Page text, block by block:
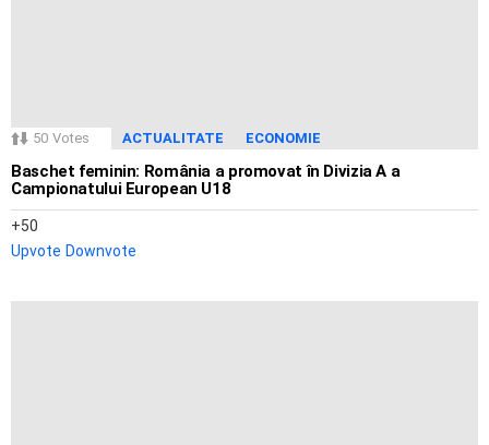
50 Votes ACTUALITATE ECONOMIE
Baschet feminin: România a promovat în Divizia A a
Campionatului European U18
50
Upvote Downvote